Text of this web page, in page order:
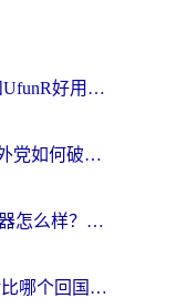
海外党别踩坑！Quickback和UfunR好用吗？选对回国加速器才能无缝刷国内资源
迅游和SpeedCN好用吗？海外党如何破解那道看不见的墙
海外党自救指南：归雁加速器怎么样？教你避开坑实现国内资源无缝访问
ChickCN VPN和旋风VPN对比哪个回国效果更好？海外用户的选择困境与出路